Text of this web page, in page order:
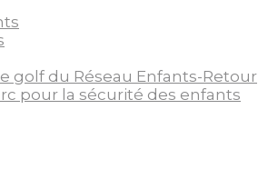
golf du Réseau Enfants-Retour
pour la sécurité des enfants